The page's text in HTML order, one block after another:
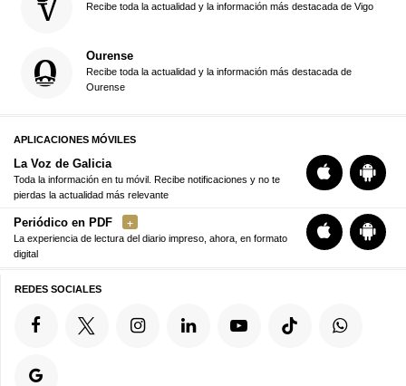
Recibe toda la actualidad y la información más destacada de Vigo
Ourense
Recibe toda la actualidad y la información más destacada de
Ourense
APLICACIONES MÓVILES
La Voz de Galicia
Toda la información en tu móvil. Recibe notificaciones y no te
pierdas la actualidad más relevante
Periódico en PDF
La experiencia de lectura del diario impreso, ahora, en formato
digital
REDES SOCIALES